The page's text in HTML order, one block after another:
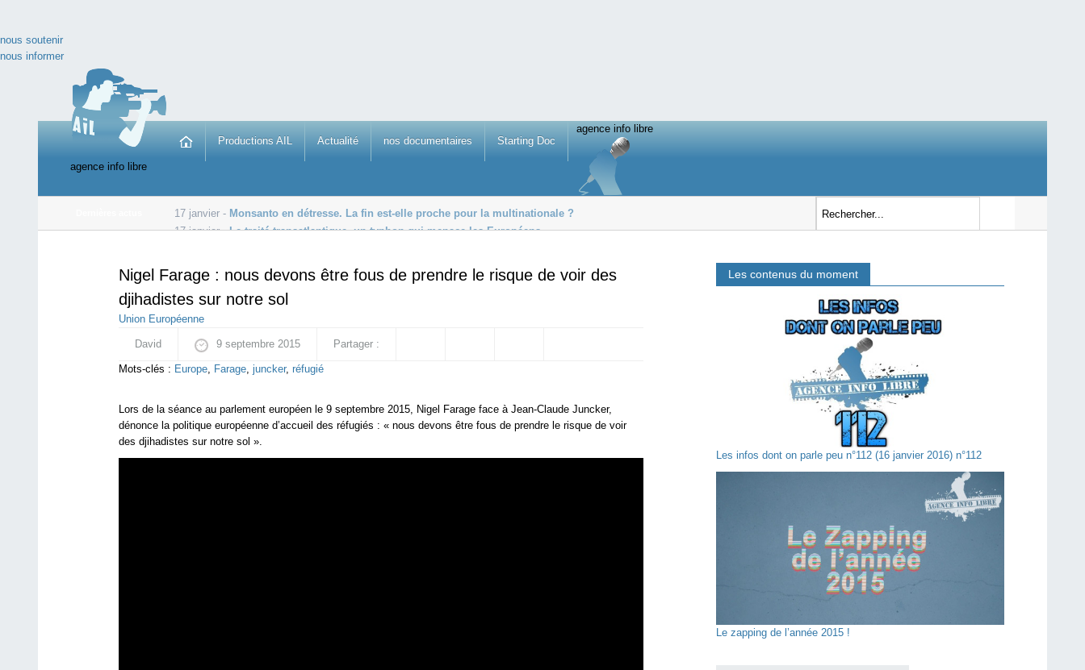
nous soutenir
nous informer
agence info libre
Productions AIL Actualité nos documentaires Starting Doc
agence info libre
17 janvier - Monsanto en détresse. La fin est-elle proche pour la multinationale ?
17 janvier -Le traité transatlantique, un typhon qui menace les Européens
Nigel Farage : nous devons être fous de prendre le risque de voir des
djihadistes sur notre sol
Union Européenne
David 9 septembre 2015 Partager :
Mots-clés : Europe, Farage, juncker, réfugié
Lors de la séance au parlement européen le 9 septembre 2015, Nigel Farage face à Jean-Claude Juncker,
dénonce la politique européenne d’accueil des réfugiés : « nous devons être fous de prendre le risque de voir
des djihadistes sur notre sol ».
Les contenus du moment
Les infos dont on parle peu n°112 (16 janvier 2016) n°112
Le zapping de l’année 2015 !